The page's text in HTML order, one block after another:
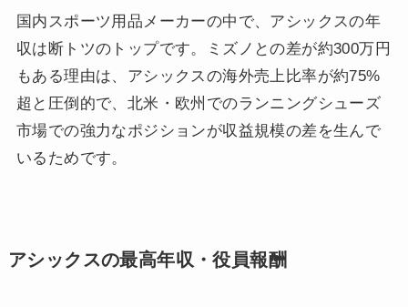
国内スポーツ用品メーカーの中で、アシックスの年
収は断トツのトップです。ミズノとの差が約300万円
もある理由は、アシックスの海外売上比率が約75%
超と圧倒的で、北米・欧州でのランニングシューズ
市場での強力なポジションが収益規模の差を生んで
いるためです。
アシックスの最高年収・役員報酬